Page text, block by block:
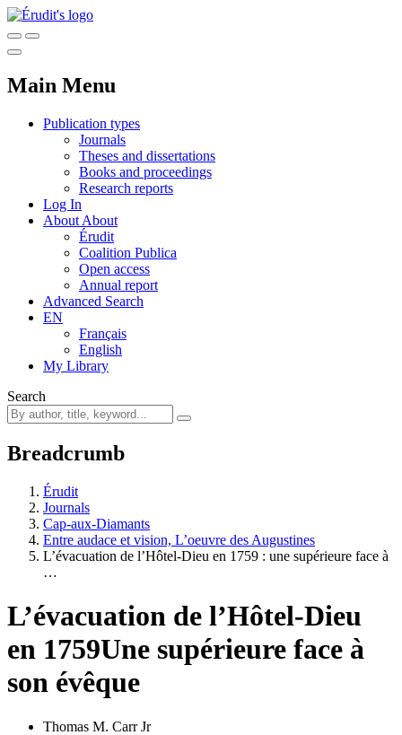
Main Menu
Publication types
Journals
Theses and dissertations
Books and proceedings
Research reports
Log In
About About
Érudit
Coalition Publica
Open access
Annual report
Advanced Search
EN
Français
English
My Library
Search
Breadcrumb
Érudit
Journals
Cap-aux-Diamants
Entre audace et vision, L’oeuvre des Augustines
L’évacuation de l’Hôtel-Dieu en 1759 : une supérieure face à
…
L’évacuation de l’Hôtel-Dieu
en 1759Une supérieure face à
son évêque
Thomas M. Carr Jr